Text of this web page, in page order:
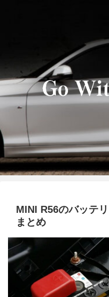
MINI R56のバッテ
まとめ